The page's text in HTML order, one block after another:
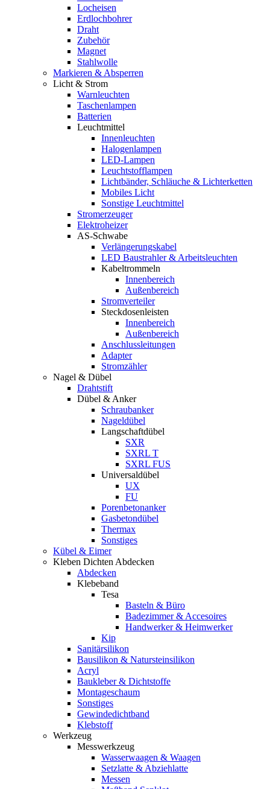
Locheisen
Erdlochbohrer
Draht
Zubehör
Magnet
Stahlwolle
Markieren & Absperren
Licht & Strom
Warnleuchten
Taschenlampen
Batterien
Leuchtmittel
Innenleuchten
Halogenlampen
LED-Lampen
Leuchtstofflampen
Lichtbänder, Schläuche & Lichterketten
Mobiles Licht
Sonstige Leuchtmittel
Stromerzeuger
Elektroheizer
AS-Schwabe
Verlängerungskabel
LED Baustrahler & Arbeitsleuchten
Kabeltrommeln
Innenbereich
Außenbereich
Stromverteiler
Steckdosenleisten
Innenbereich
Außenbereich
Anschlussleitungen
Adapter
Stromzähler
Nagel & Dübel
Drahtstift
Dübel & Anker
Schraubanker
Nageldübel
Langschaftdübel
SXR
SXRL T
SXRL FUS
Universaldübel
UX
FU
Porenbetonanker
Gasbetondübel
Thermax
Sonstiges
Kübel & Eimer
Kleben Dichten Abdecken
Abdecken
Klebeband
Tesa
Basteln & Büro
Badezimmer & Accesoires
Handwerker & Heimwerker
Kip
Sanitärsilikon
Bausilikon & Natursteinsilikon
Acryl
Baukleber & Dichtstoffe
Montageschaum
Sonstiges
Gewindedichtband
Klebstoff
Werkzeug
Messwerkzeug
Wasserwaagen & Waagen
Setzlatte & Abziehlatte
Messen